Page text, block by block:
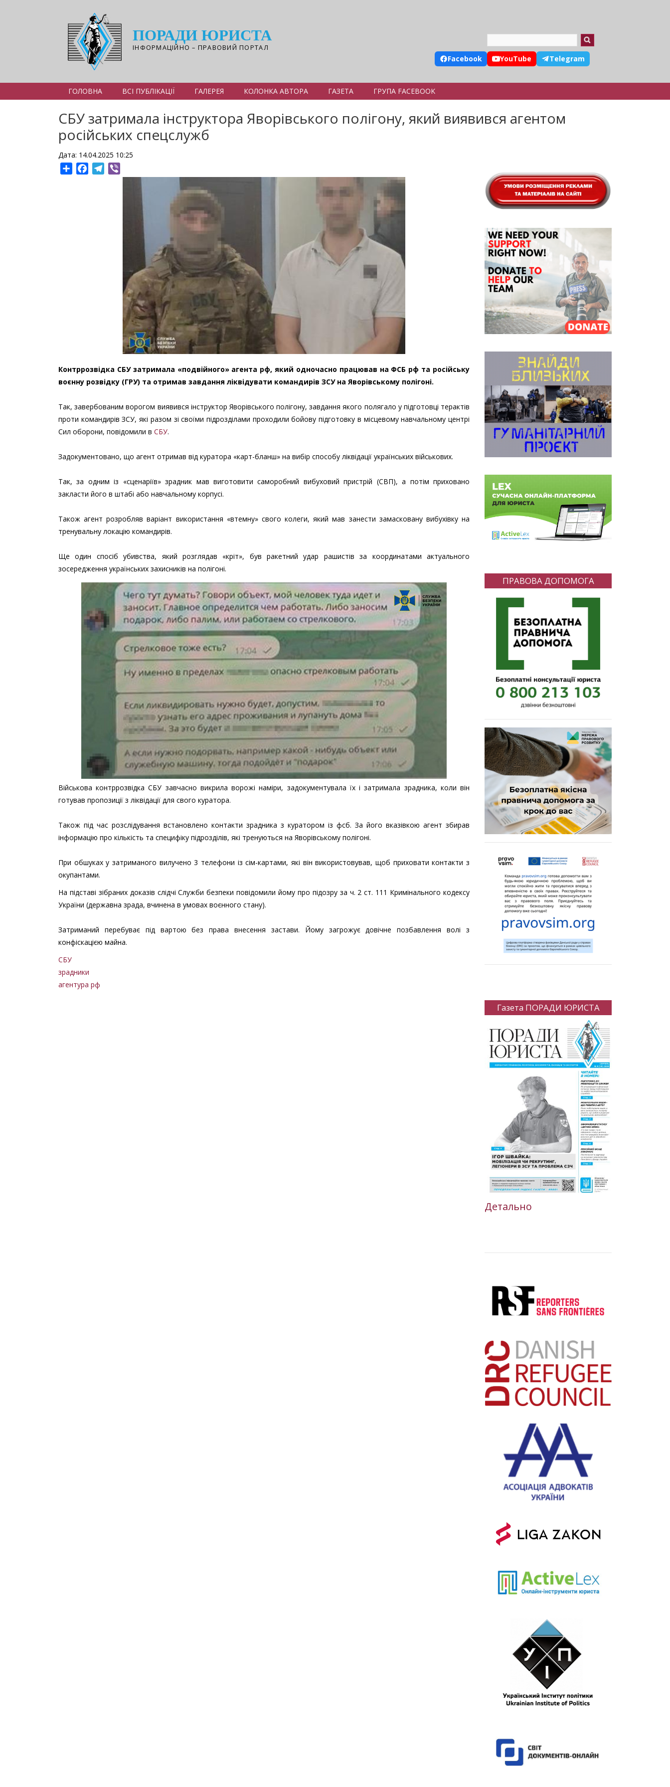
ПОРАДИ ЮРИСТА
ІНФОРМАЦІЙНО – ПРАВОВИЙ ПОРТАЛ
Facebook YouTube Telegram
ГОЛОВНА ВСІ ПУБЛІКАЦІЇ ГАЛЕРЕЯ КОЛОНКА АВТОРА ГАЗЕТА ГРУПА FACEBOOK
СБУ затримала інструктора Яворівського полігону, який виявився агентом
російських спецслужб
Дата: 14.04.2025 10:25
ShareFacebookTelegram
Контррозвідка СБУ затримала «подвійного» агента рф, який одночасно працював на ФСБ рф та російську
воєнну розвідку (ГРУ) та отримав завдання ліквідувати командирів ЗСУ на Яворівському полігоні.
Так, завербованим ворогом виявився інструктор Яворівського полігону, завдання якого полягало у підготовці терактів
проти командирів ЗСУ, які разом зі своїми підрозділами проходили бойову підготовку в місцевому навчальному центрі
Сил оборони, повідомили в СБУ.
Задокументовано, що агент отримав від куратора «карт-бланш» на вибір способу ліквідації українських військових.
Так, за одним із «сценаріїв» зрадник мав виготовити саморобний вибуховий пристрій (СВП), а потім приховано
закласти його в штабі або навчальному корпусі.
Також агент розробляв варіант використання «втемну» свого колеги, який мав занести замасковану вибухівку на
тренувальну локацію командирів.
Ще один спосіб убивства, який розглядав «кріт», був ракетний удар рашистів за координатами актуального
зосередження українських захисників на полігоні.
Військова контррозвідка СБУ завчасно викрила ворожі наміри, задокументувала їх і затримала зрадника, коли він
готував пропозиції з ліквідації для свого куратора.
Також під час розслідування встановлено контакти зрадника з куратором із фсб. За його вказівкою агент збирав
інформацію про кількість та специфіку підрозділів, які тренуються на Яворівському полігоні.
При обшуках у затриманого вилучено 3 телефони із сім-картами, які він використовував, щоб приховати контакти з
окупантами.
На підставі зібраних доказів слідчі Служби безпеки повідомили йому про підозру за ч. 2 ст. 111 Кримінального кодексу
України (державна зрада, вчинена в умовах воєнного стану).
Затриманий перебуває під вартою без права внесення застави. Йому загрожує довічне позбавлення волі з
конфіскацією майна.
СБУ
зрадники
агентура рф
ПРАВОВА ДОПОМОГА
Газета ПОРАДИ ЮРИСТА
Детально